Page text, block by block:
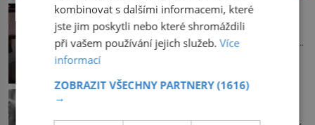
Kde se vzalo námořnické tetování?
Do přístavu připlouvá loď, a jakmile
zakotví, na souš se vyhrnou námořníci,
někdo nepoznal podle toho, napoví mu
Knír: Symbol intelektuálů, vlastenců i
kombinovat s dalšími informacemi, které
jste jim poskytli nebo které shromáždili
při vašem používání jejich služeb.Více
informací
ZOBRAZIT VŠECHNY PARTNERY(1616)
→